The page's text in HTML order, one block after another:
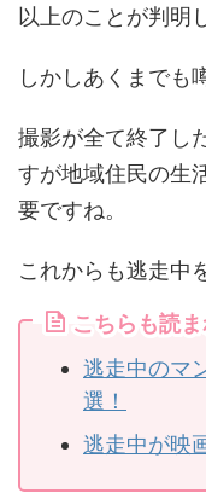
以上のことが判明
しかしあくまでも
撮影が全て終了し
すが地域住民の生
要ですね。
これからも逃走中
こちらも読
逃走中のマ
選！
逃走中が映